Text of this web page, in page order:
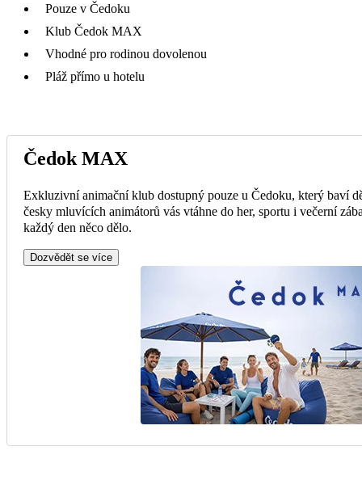
Pouze v Čedoku
Klub Čedok MAX
Vhodné pro rodinou dovolenou
Pláž přímo u hotelu
Čedok MAX
Exkluzivní animační klub dostupný pouze u Čedoku, který baví
česky mluvících animátorů vás vtáhne do her, sportu i večerní
každý den něco dělo.
Dozvědět se více